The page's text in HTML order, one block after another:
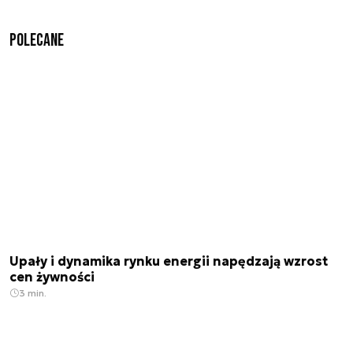
Polecane
Upały i dynamika rynku energii napędzają wzrost
cen żywności
3 min.